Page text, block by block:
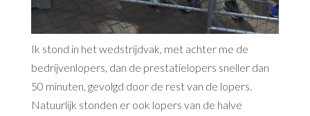
Ik stond in het wedstrijdvak, met achter me de
bedrijvenlopers, dan de prestatielopers sneller dan
50 minuten, gevolgd door de rest van de lopers.
Natuurlijk stonden er ook lopers van de halve